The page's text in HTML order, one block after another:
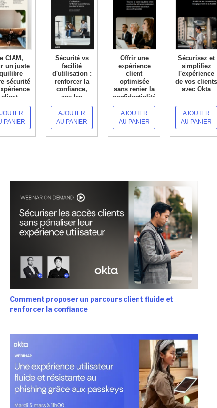
CIAM,
un juste
sécurité
client
+
PANIER
Sécurité vs
facilité
d'utilisation :
renforcer la
confiance,
pas les
tensions
EN SAVOIR +
AJOUTER
AU PANIER
Offrir une
expérience
client
optimisée
sans renier la
confidentialité
EN SAVOIR +
AJOUTER
AU PANIER
Sécurisez et
simplifiez
l'expérience
de vos clients
avec Okta
AJOUTER
AU PANIER
Comment proposer un parcours client fluide et
renforcer la confiance